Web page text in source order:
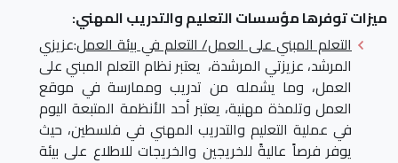
ميزات توفرها مؤسسات التعليم والتدريب المهني:
التعلم المبني على العمل/ التعلم في بيئة العمل:عزيزي
المرشد، عزيزتي المرشدة، يعتبر نظام التعلم المبني على
العمل، وما يشمله من تدريب وممارسة في موقع
العمل وتلمذة مهنية، يعتبر أحد الأنظمة المتبعة اليوم
في عملية التعليم والتدريب المهني في فلسطين، حيث
يوفر فرصاً عاليةً للخريجين والخريجات للاطلاع على بيئة